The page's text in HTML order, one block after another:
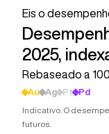
Eis o
2025,
Rebaseado a
Au
Ouro
Ag
Prata
Pt
Platina
Pd
Paládio
Indicativo. O
futuros.